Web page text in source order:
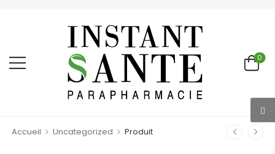
0
Accueil > Uncategorized > Produit